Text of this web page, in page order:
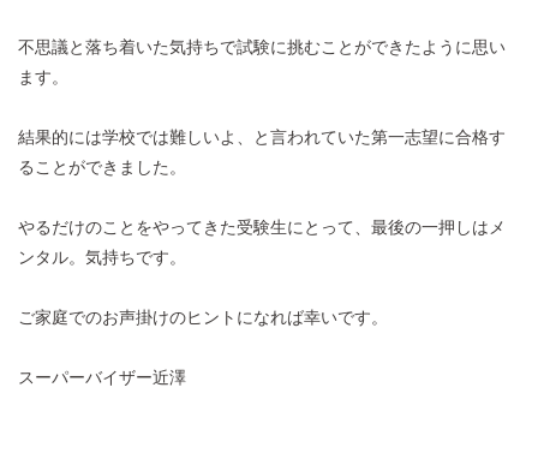
不思議と落ち着いた気持ちで試験に挑むことができたように思い
ます。
結果的には学校では難しいよ、と言われていた第一志望に合格す
ることができました。
やるだけのことをやってきた受験生にとって、最後の一押しはメ
ンタル。気持ちです。
ご家庭でのお声掛けのヒントになれば幸いです。
スーパーバイザー近澤